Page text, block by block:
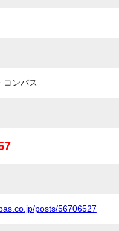
コンパス
posts/56706527